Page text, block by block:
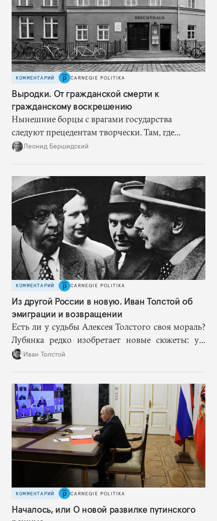
КОММЕНТАРИЙ CARNEGIE POLITIKA
Выродки. От гражданской смерти к
гражданскому воскрешению
Нынешние борцы с врагами государства
следуют прецедентам творчески. Там, где
нацисты торопились в революционном угаре,
сериям ограничений и перекрывая вскрывшиеся
в процессе лазейки.
Леонид Бершидский
КОММЕНТАРИЙ CARNEGIE POLITIKA
Из другой России в новую. Иван Толстой об
эмиграции и возвращении
Есть ли у судьбы Алексея Толстого своя мораль?
Лубянка редко изобретает новые сюжеты: уж
больно хорошо срабатывают старые.
Иван Толстой
КОММЕНТАРИЙ CARNEGIE POLITIKA
Началось, или О новой развилке путинского